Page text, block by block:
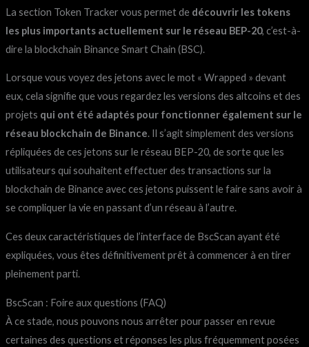
La section Token Tracker vous permet de découvrir les tokens
les plus importants actuellement sur le réseau BEP-20, c’est-à-
dire la blockchain Binance Smart Chain (BSC).
Lorsque vous voyez des jetons avec le mot « Wrapped » devant
eux, cela signifie que vous regardez les versions des altcoins et des
projets qui ont été adaptés pour fonctionner également sur le
réseau blockchain de Binance. Il s’agit simplement des versions
répliquées de ces jetons sur le réseau BEP-20, de sorte que les
utilisateurs qui souhaitent effectuer des transactions sur la
blockchain de Binance avec ces jetons puissent le faire sans avoir à
se compliquer la vie en passant d’un réseau à l’autre.
Ces deux caractéristiques de l’interface de BscScan ayant été
expliquées, vous êtes définitivement prêt à commencer à en tirer
pleinement parti.
BscScan : Foire aux questions (FAQ)
À ce stade, nous pouvons nous arrêter pour passer en revue
certaines des questions et réponses les plus fréquemment posées